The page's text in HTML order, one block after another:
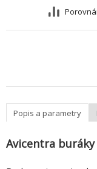
Popis a parametry
Avicentra buráky